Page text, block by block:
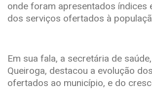
onde foram apresentados índices
dos serviços ofertados à
Em sua fala, a secretária de
Queiroga, destacou a evolução
ofertados ao município, e do